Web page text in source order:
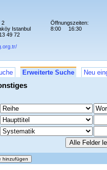
2
Istanbul
49 72
Öffnungszeiten:
8:00
16:30
Erweiterte Suche Neu